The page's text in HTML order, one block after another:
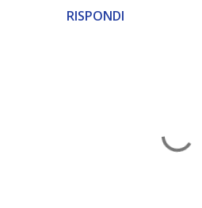
RISPONDI